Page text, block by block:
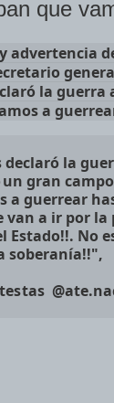
que
advertencia
la guerra
a
declaró la
un gran
a guerrear
van a ir por
Estado!!. No
soberanía!!",